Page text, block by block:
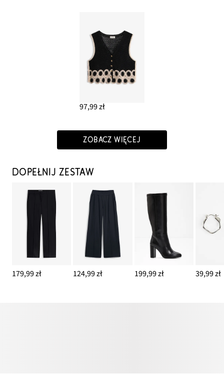
97,99 zł
ZOBACZ WIĘCEJ
DOPEŁNIJ ZESTAW
179,99 zł 124,99 zł 199,99 zł 39,99 zł